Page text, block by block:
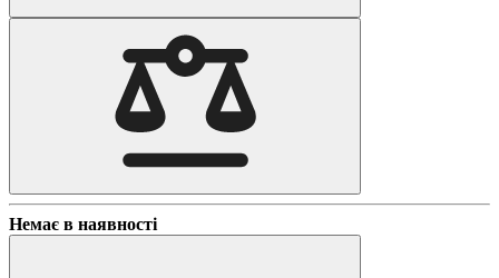
Немає в наявності